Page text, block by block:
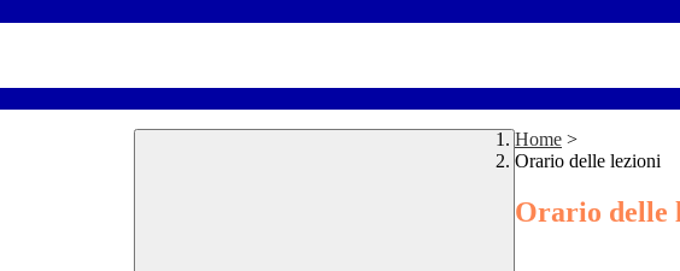
Home >
Orario delle lezioni
Orario delle